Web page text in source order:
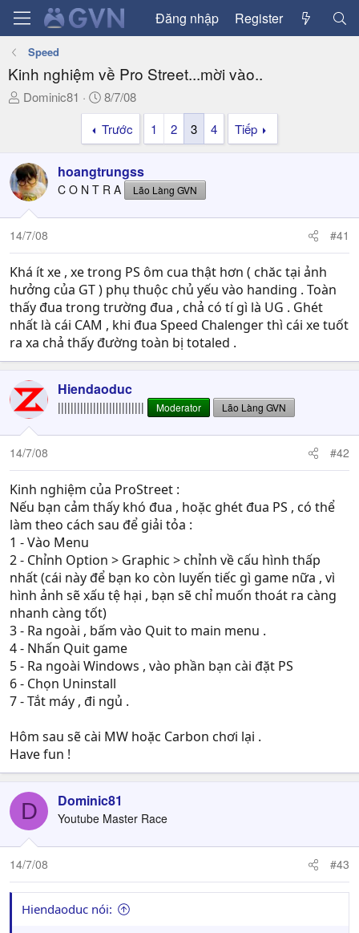
Đăng nhập Register
Speed
Kinh nghiệm về Pro Street...mời vào..
T
a
d
s
t
a
e
r
Dominic81
N
g
à
y
ử
i
8/7/08
Trước
1 2 3 4 Tiếp
hoangtrungss
C O N T R A Lão Làng GVN
14/7/08 #41
Khá ít xe , xe trong PS ôm cua thật hơn ( chăc tại ảnh
hưởng của GT ) phụ thuộc chủ yếu vào handing . Toàn
thấy đua trong trường đua , chả có tí gì là UG . Ghét
nhất là cái CAM , khi đua Speed Chalenger thì cái xe tuốt
ra xa chả thấy đường toàn bị totaled .
Hiendaoduc
||||||||||||||||||||||||||| Moderator Lão Làng GVN
14/7/08 #42
Kinh nghiệm của ProStreet :
Nếu bạn cảm thấy khó đua , hoặc ghét đua PS , có thể
làm theo cách sau để giải tỏa :
1 - Vào Menu
2 - Chỉnh Option > Graphic > chỉnh về cấu hình thấp
nhất (cái này để bạn ko còn luyến tiếc gì game nữa , vì
hình ảnh sẽ xấu tệ hại , bạn sẽ chỉ muốn thoát ra càng
nhanh càng tốt)
3 - Ra ngoài , bấm vào Quit to main menu .
4 - Nhấn Quit game
5 - Ra ngoài Windows , vào phần bạn cài đặt PS
6 - Chọn Uninstall
7 - Tắt máy , đi ngủ .
Hôm sau sẽ cài MW hoặc Carbon chơi lại .
Have fun !
D Dominic81
Youtube Master Race
14/7/08 #43
Hiendaoduc nói: